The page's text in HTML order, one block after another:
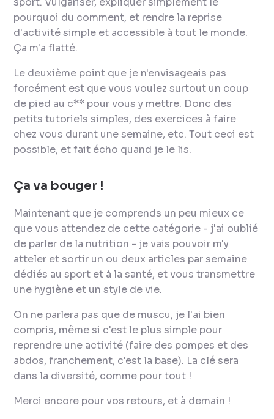
pourquoi du comment, et rendre la reprise
d'activité simple et accessible à tout le monde.
Ça m'a flatté.
Le deuxième point que je n'envisageais pas
forcément est que vous voulez surtout un coup
de pied au c** pour vous y mettre. Donc des
petits tutoriels simples, des exercices à faire
chez vous durant une semaine, etc. Tout ceci est
possible, et fait écho quand je le lis.
Ça va bouger !
Maintenant que je comprends un peu mieux ce
que vous attendez de cette catégorie - j'ai oublié
de parler de la nutrition - je vais pouvoir m'y
atteler et sortir un ou deux articles par semaine
dédiés au sport et à la santé, et vous transmettre
une hygiène et un style de vie.
On ne parlera pas que de muscu, je l'ai bien
compris, même si c'est le plus simple pour
reprendre une activité (faire des pompes et des
abdos, franchement, c'est la base). La clé sera
dans la diversité, comme pour tout !
Merci encore pour vos retours, et à demain !